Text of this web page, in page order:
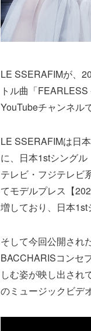
LE SSERAFIMが、
トル曲「
YouTubeチャンネル
LE SSERAFIMは日
に、日本1stシング
テレビ・フジテレビ
てモデルプレス【
増しており、日本1st
そして今回公開され
BACCHARISコンセ
しむ姿が映し出され
のミュージックビデ